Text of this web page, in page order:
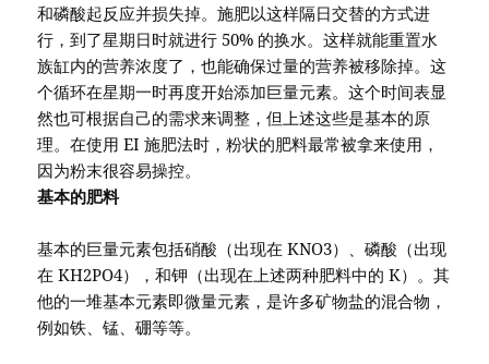
和磷酸起反应并损失掉。施肥以这样隔日交替的方式进
行，到了星期日时就进行 50% 的换水。这样就能重置水
族缸内的营养浓度了，也能确保过量的营养被移除掉。这
个循环在星期一时再度开始添加巨量元素。这个时间表显
然也可根据自己的需求来调整，但上述这些是基本的原
理。在使用 EI 施肥法时，粉状的肥料最常被拿来使用，
因为粉末很容易操控。
基本的肥料
基本的巨量元素包括硝酸（出现在 KNO3）、磷酸（出现
在 KH2PO4），和钾（出现在上述两种肥料中的 K）。其
他的一堆基本元素即微量元素，是许多矿物盐的混合物，
例如铁、锰、硼等等。